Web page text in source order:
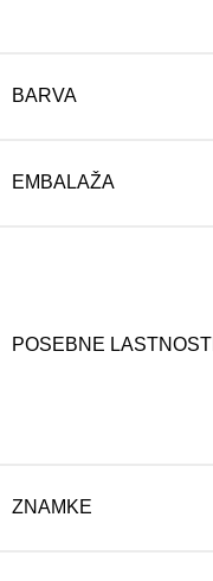
BARVA
EMBALAŽA
POSEBNE LASTNOSTI
ZNAMKE